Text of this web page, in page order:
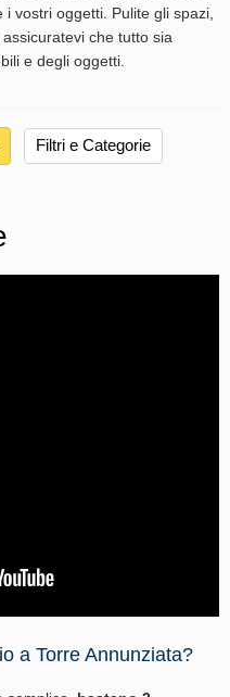
vostri oggetti. Pulite gli spazi,
che tutto sia
e degli oggetti.
Filtri e Categorie
a Torre Annunziata?